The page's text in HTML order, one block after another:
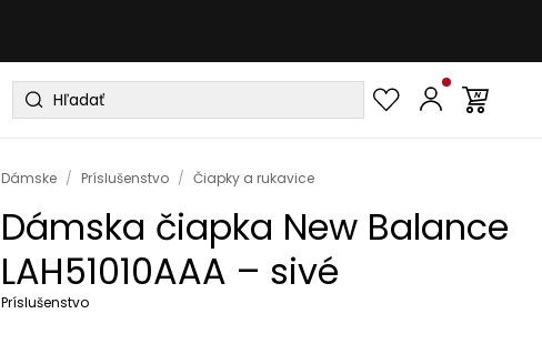
Dámske / Príslušenstvo / Čiapky a rukavice
Dámska čiapka New Balance
LAH51010AAA – sivé
Príslušenstvo